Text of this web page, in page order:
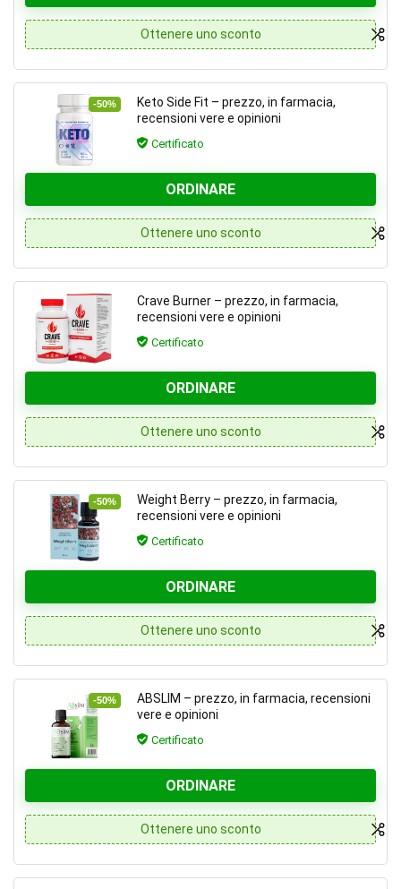
Ottenere uno sconto
-50%
Keto Side Fit – prezzo, in farmacia,
recensioni vere e opinioni
Certificato
ORDINARE
Ottenere uno sconto
Crave Burner – prezzo, in farmacia,
recensioni vere e opinioni
Certificato
ORDINARE
Ottenere uno sconto
-50%
Weight Berry – prezzo, in farmacia,
recensioni vere e opinioni
Certificato
ORDINARE
Ottenere uno sconto
-50%
ABSLIM – prezzo, in farmacia, recensioni
vere e opinioni
Certificato
ORDINARE
Ottenere uno sconto